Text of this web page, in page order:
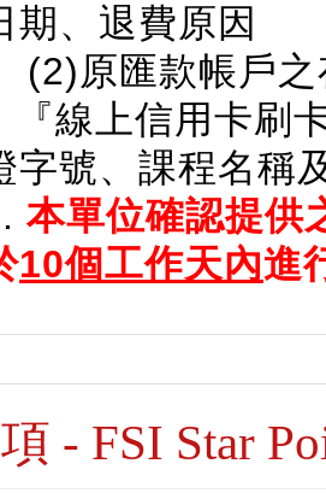
期、退費原因
(2)原匯款帳戶之
『線上信用卡刷
字號、課程名稱
本單位確認提供
10個工作天內進
- FSI Star